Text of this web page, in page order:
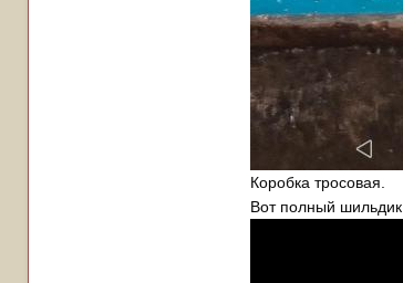
Коробка тросовая.
Вот полный шильдик